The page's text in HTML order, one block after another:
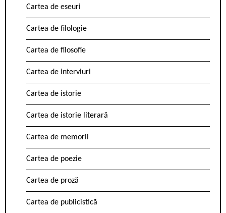
Cartea de eseuri
Cartea de filologie
Cartea de filosofie
Cartea de interviuri
Cartea de istorie
Cartea de istorie literară
Cartea de memorii
Cartea de poezie
Cartea de proză
Cartea de publicistică